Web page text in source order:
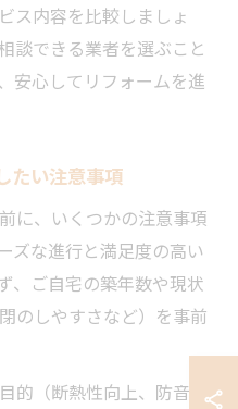
ス内容を比較しましょ
談できる業者を選ぶこと
安心してリフォームを進
たい注意事項
に、いくつかの注意事項
ズな進行と満足度の高い
、ご自宅の築年数や現状
のしやすさなど）を事前
的（断熱性向上、防音、